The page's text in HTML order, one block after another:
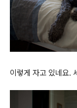
이렇게 자고 있네요.